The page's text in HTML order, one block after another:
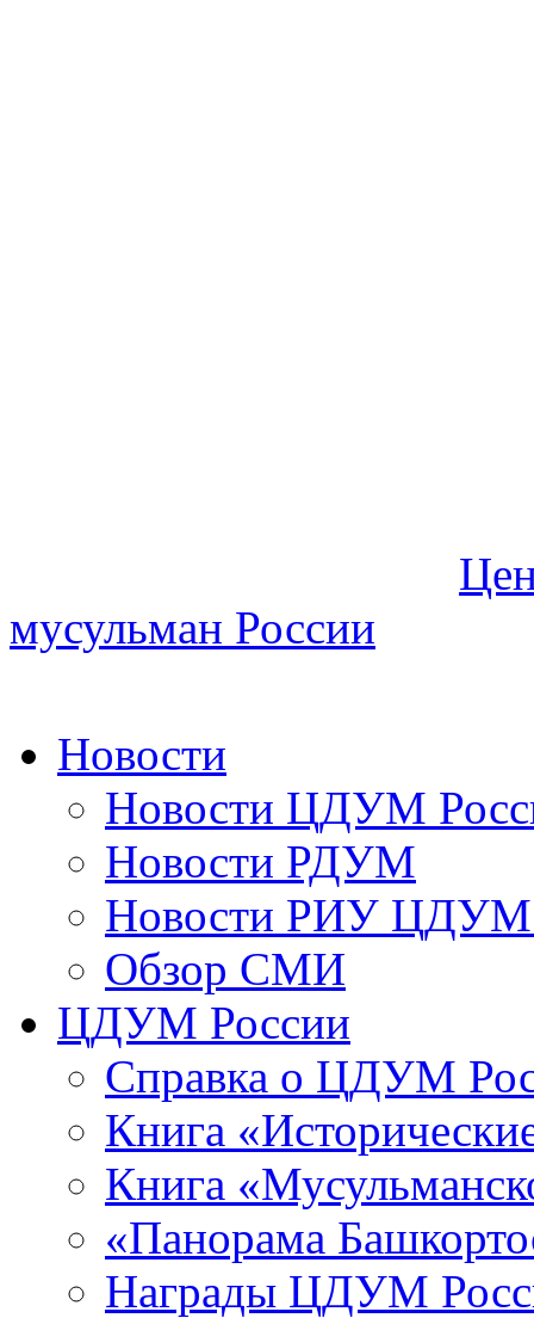
мусульман России
Новости
Новости ЦДУМ
Новости РДУМ
Новости РИУ ЦДУМ
Обзор СМИ
ЦДУМ России
Справка о ЦДУМ
Книга
Книга
«Панорама
Награды ЦДУМ